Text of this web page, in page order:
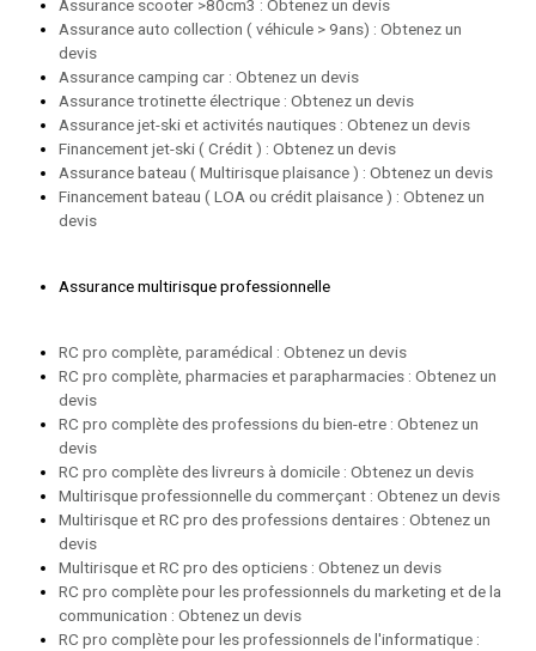
Assurance scooter >80cm3 : Obtenez un devis
Assurance auto collection ( véhicule > 9ans) : Obtenez un
devis
Assurance camping car : Obtenez un devis
Assurance trotinette électrique : Obtenez un devis
Assurance jet-ski et activités nautiques : Obtenez un devis
Financement jet-ski ( Crédit ) : Obtenez un devis
Assurance bateau ( Multirisque plaisance ) : Obtenez un devis
Financement bateau ( LOA ou crédit plaisance ) : Obtenez un
devis
Assurance multirisque professionnelle
RC pro complète, paramédical : Obtenez un devis
RC pro complète, pharmacies et parapharmacies : Obtenez un
devis
RC pro complète des professions du bien-etre : Obtenez un
devis
RC pro complète des livreurs à domicile : Obtenez un devis
Multirisque professionnelle du commerçant : Obtenez un devis
Multirisque et RC pro des professions dentaires : Obtenez un
devis
Multirisque et RC pro des opticiens : Obtenez un devis
RC pro complète pour les professionnels du marketing et de la
communication : Obtenez un devis
RC pro complète pour les professionnels de l'informatique :